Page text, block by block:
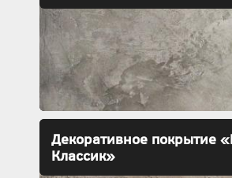
Декоративное покрытие
Классик»